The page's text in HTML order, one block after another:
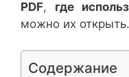
PDF, где
можно их открыть.
Содержание